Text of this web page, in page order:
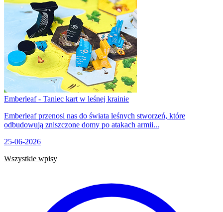
Emberleaf - Taniec kart w leśnej krainie
Emberleaf przenosi nas do świata leśnych stworzeń, które
odbudowują zniszczone domy po atakach armii...
25-06-2026
Wszystkie wpisy